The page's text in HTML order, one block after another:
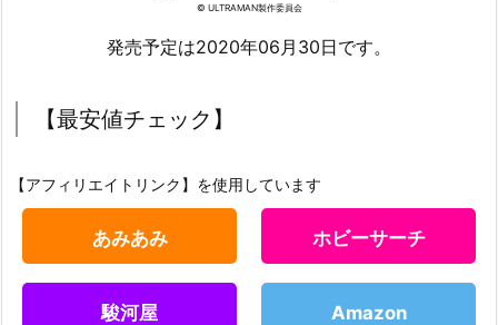
© ULTRAMAN製作委員会
発売予定は2020年06月30日です。
【最安値チェック】
【アフィリエイトリンク】を使用しています
あみあみ ホビーサーチ
駿河屋 Amazon